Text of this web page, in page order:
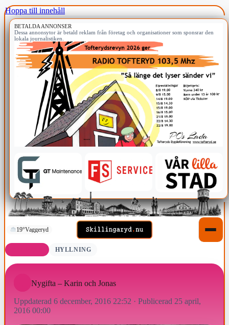
Hoppa till innehåll
BETALDA ANNONSER
Dessa annonsytor är betald reklam från företag och organisationer som sponsrar den
lokala journalistiken.
19°Vaggeryd
HYLLNING
Nygifta – Karin och Jonas
Uppdaterad 6 december, 2016 22:52 · Publicerad 25 april,
2016 00:00